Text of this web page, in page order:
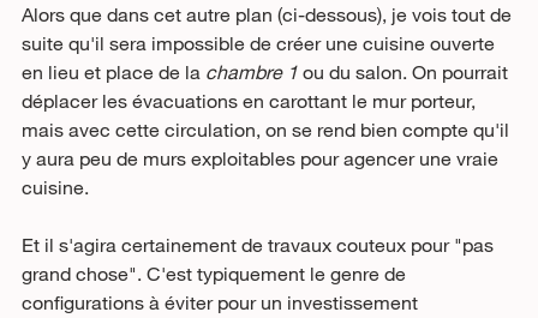
Alors que dans cet autre plan (ci-dessous), je vois tout de
suite qu'il sera impossible de créer une cuisine ouverte
en lieu et place de la chambre 1 ou du salon. On pourrait
déplacer les évacuations en carottant le mur porteur,
mais avec cette circulation, on se rend bien compte qu'il
y aura peu de murs exploitables pour agencer une vraie
cuisine.
Et il s'agira certainement de travaux couteux pour "pas
grand chose". C'est typiquement le genre de
configurations à éviter pour un investissement